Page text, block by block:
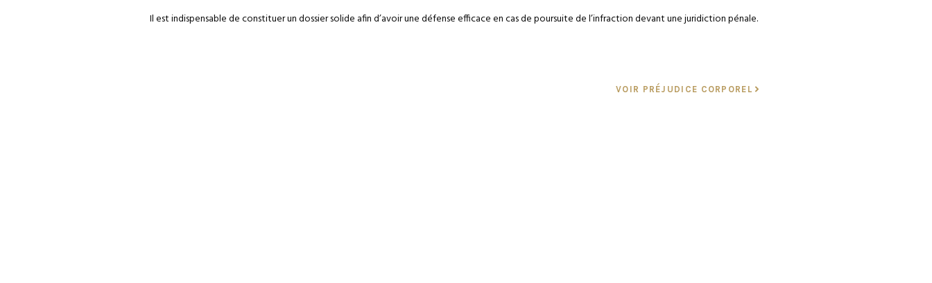
Il est indispensable de constituer un dossier solide afin d’avoir une défense efficace en cas de poursuite de l’infraction devant une juridiction pénale.
VOIR PRÉJUDICE CORPOREL